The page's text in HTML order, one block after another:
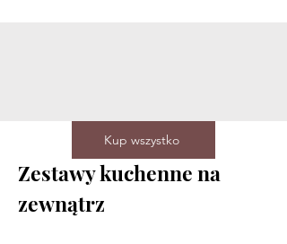
Kup wszystko
Zestawy kuchenne na
zewnątrz